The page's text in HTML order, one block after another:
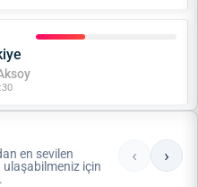
en sevilen
ulaşabilmeniz için
‹ ›